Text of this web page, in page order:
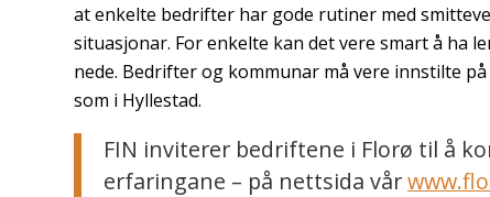
at enkelte bedrifter har gode rutiner med
situasjonar. For enkelte kan det vere smart å ha
nede. Bedrifter og kommunar må vere innstilte
som i Hyllestad.
FIN inviterer bedriftene i Florø til å
erfaringane – på nettsida vår